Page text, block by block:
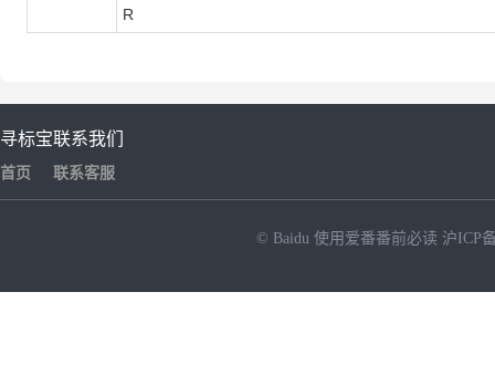
R
寻标宝
首页
联系我们
联系客服
© Baidu 使用爱番番前必读 沪ICP